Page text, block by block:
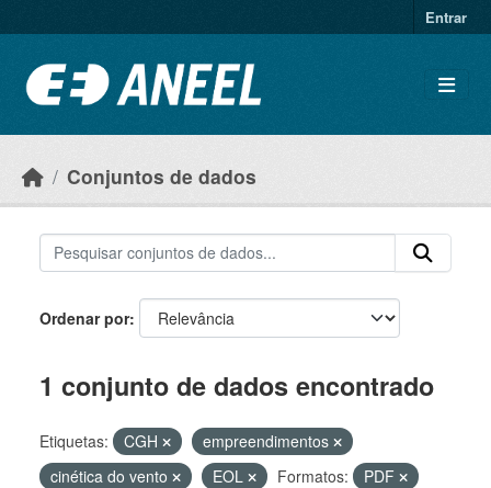
Entrar
Conjuntos de dados
Ordenar por
1 conjunto de dados encontrado
Etiquetas: CGH
empreendimentos
cinética do vento
EOL Formatos:
PDF